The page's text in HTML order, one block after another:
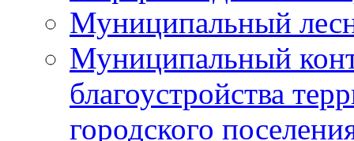
Муниципальный
Муниципальный
благоустройства
городского